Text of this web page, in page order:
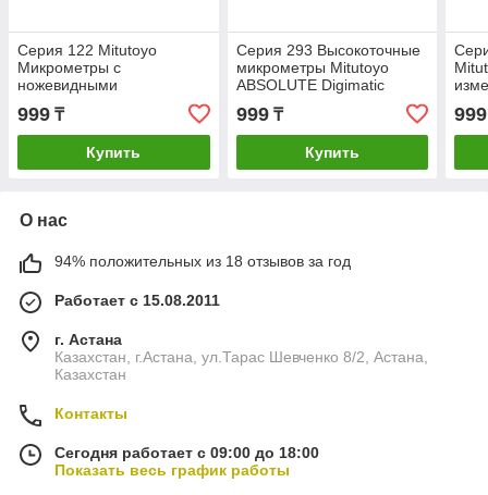
Серия 122 Mitutoyo
Микрометры с
ножевидными
измерительными
поверхностями
999 ₸
Купить
Серия 293 Высокоточные
микрометры Mitutoyo
ABSOLUTE Digimatic
999₸
Купить
999
О нас
94% положительных из 18 отзывов за год
Работает с 15.08.2011
г. Астана
Казахстан, г.Астана, ул.Тарас Шевченко 8/2, Астана,
Казахстан
Контакты
Сегодня работает с 09:00 до 18:00
Показать весь график работы